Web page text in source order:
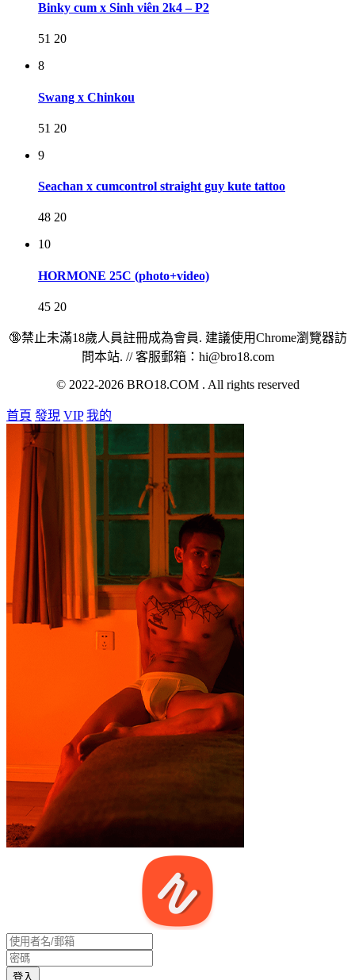
Binky cum x Sinh viên 2k4 – P2
51 20
8
Swang x Chinkou
51 20
9
Seachan x cumcontrol straight guy kute tattoo
48 20
10
HORMONE 25C (photo+video)
45 20
🔞禁止未滿18歲人員註冊成為會員. 建議使用Chrome瀏覽器訪
問本站. // 客服郵箱：hi@bro18.com
© 2022-2026 BRO18.COM . All rights reserved
首頁 發現 VIP 我的